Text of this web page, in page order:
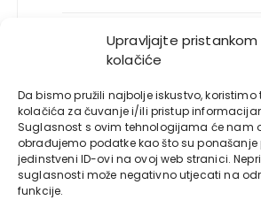
Upravljajte pristankom
kolačiće
Da bismo pružili najbolje iskustvo,
kolačića za čuvanje i/ili pristup
Suglasnost s ovim tehnologijama će nam
obrađujemo podatke kao što su
jedinstveni ID-ovi na ovoj web stranici.
suglasnosti može negativno utjecati na
funkcije.
ITALIANO
NOVO
PLAYBOY